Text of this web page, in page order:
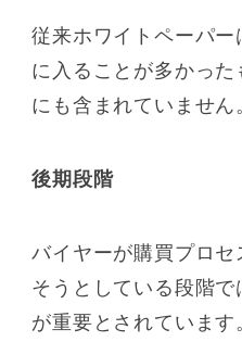
従来ホワイトペーパ
に入ることが多かっ
にも含まれていません
後期段階
バイヤーが購買プロ
そうとしている段階
が重要とされています